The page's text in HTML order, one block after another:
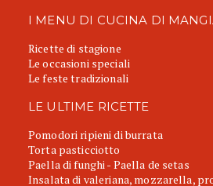
I MENU DI CUCINA DI
Ricette di stagione
Le occasioni speciali
Le feste tradizionali
LE ULTIME RICETTE
Pomodori ripieni di burrata
Torta pasticciotto
Paella di funghi - Paella de setas
Insalata di valeriana, mozzarella,